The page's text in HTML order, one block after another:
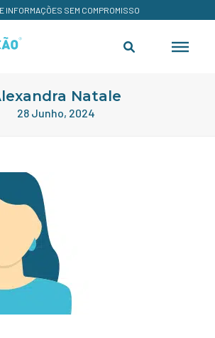
INFORMAÇÕES SEM COMPROMISSO
Natale
28 Junho, 2024